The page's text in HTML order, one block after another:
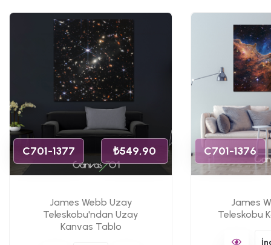
C701-1377 ₺549,90
James Webb Uzay
Teleskobu'ndan Uzay
Kanvas Tablo
C701-1376
James
Teleskobu